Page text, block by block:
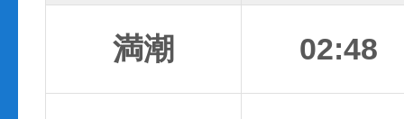
満潮 02:48